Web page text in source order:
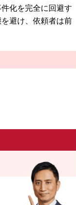
化を完全に回避す
避け、依頼者は前